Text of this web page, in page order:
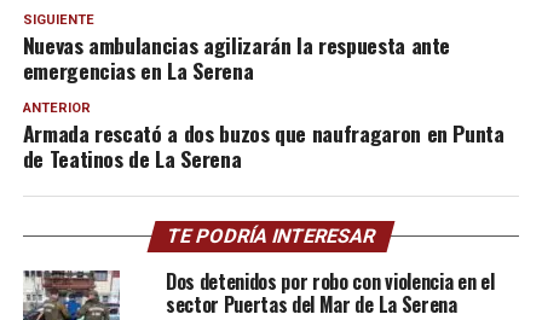
SIGUIENTE
Nuevas ambulancias agilizarán la respuesta ante
emergencias en La Serena
ANTERIOR
Armada rescató a dos buzos que naufragaron en Punta
de Teatinos de La Serena
TE PODRÍA INTERESAR
Dos detenidos por robo con violencia en el
sector Puertas del Mar de La Serena